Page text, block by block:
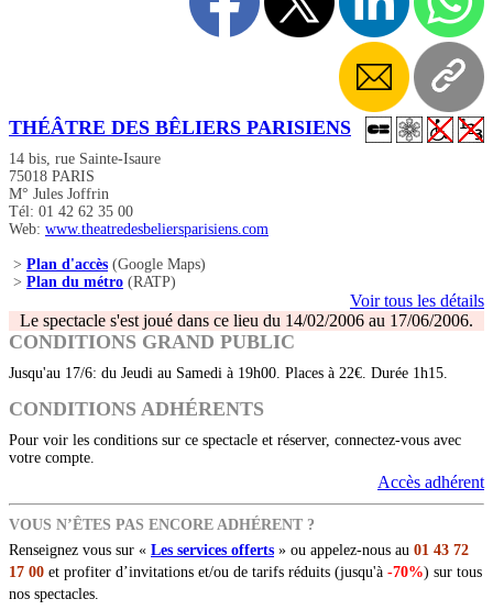
THÉÂTRE DES BÊLIERS PARISIENS
14 bis, rue Sainte-Isaure
75018 PARIS
M° Jules Joffrin
Tél: 01 42 62 35 00
Web: www.theatredesbeliersparisiens.com
> Plan d'accès (Google Maps)
> Plan du métro (RATP)
Voir tous les détails
Le spectacle s'est joué dans ce lieu du 14/02/2006 au 17/06/2006.
CONDITIONS GRAND PUBLIC
Jusqu'au 17/6: du Jeudi au Samedi à 19h00. Places à 22€. Durée 1h15.
CONDITIONS ADHÉRENTS
Pour voir les conditions sur ce spectacle et réserver, connectez-vous avec
votre compte.
Accès adhérent
VOUS N’ÊTES PAS ENCORE ADHÉRENT ?
Renseignez vous sur « Les services offerts » ou appelez-nous au 01 43 72
17 00 et profiter d’invitations et/ou de tarifs réduits (jusqu'à -70%) sur tous
nos spectacles.